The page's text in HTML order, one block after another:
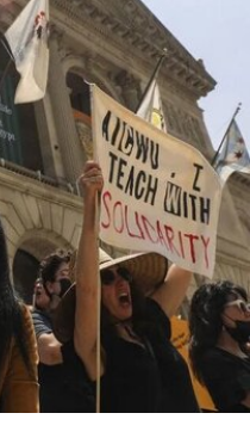
式组合而成，表面覆
材料，高达280英
馆也是古根海姆体系
成本超过10亿美元。
来的艺术作品，并自
同于传统按时间顺序排
划分为“抽象”、“流行
事”等单元。根据新闻
按照自己的方式”与艺
布扎比耗资数十亿美